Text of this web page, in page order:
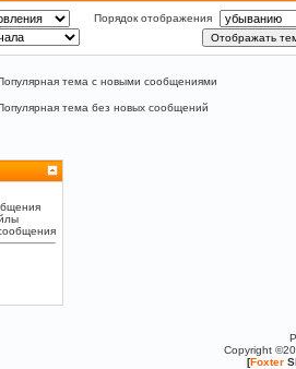
Порядок отображения
тема с новыми сообщениями
тема без новых сообщений
Copyright
[Foxter